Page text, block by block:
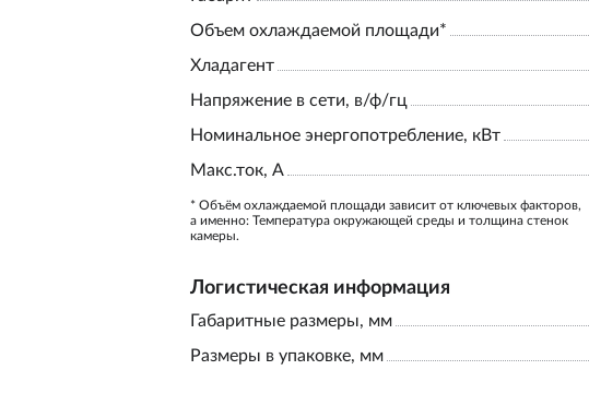
Объем охлаждаемой площади*
Хладагент
Напряжение в сети, в/ф/гц
Номинальное энергопотребление, кВт
Макс.ток, А
* Объём охлаждаемой площади зависит от ключевых факторов,
а именно: Температура окружающей среды и толщина стенок
камеры.
Логистическая информация
Габаритные размеры, мм
Размеры в упаковке, мм